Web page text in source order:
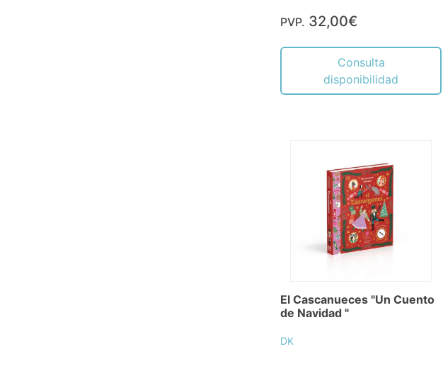
PVP. 32,00€
Consulta
disponibilidad
El Cascanueces "Un Cuento
de Navidad "
DK